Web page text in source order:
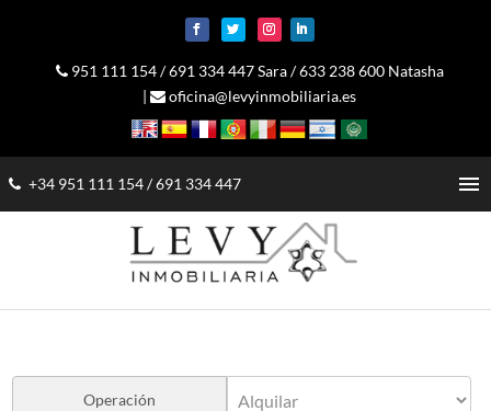
951 111 154/691 334 447 Sara/633 238 600 Natasha
|
oficina@levyinmobiliaria.es
+34 951 111 154/691 334 447 menu
Operación